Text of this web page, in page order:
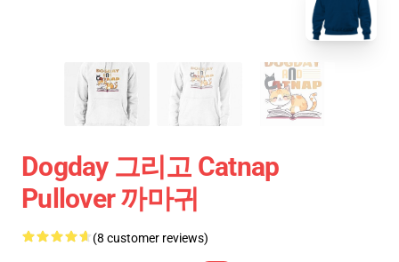
Dogday 그리고 Catnap
Pullover 까마귀
(8 customer reviews)